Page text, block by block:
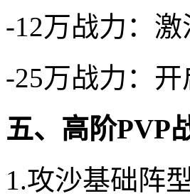
-12万战力：
-25万战力：
五、高阶PVP
1.攻沙基础阵型